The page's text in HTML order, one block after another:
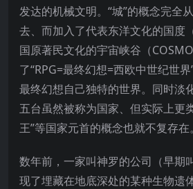
发达的机械文明。“城”的概念完全
去、而加入了代表东洋文化的国度
国原著民文化的宇宙峡谷（
了“RPG=最终幻想=西欧中世纪世
最终幻想自己独特的世界。同时淡
五台虽然被称为国家、但实际上更
王”等国家元首的概念也就不复存在。
数年前，一家叫神罗的公司（早期
现了埋藏在地底深处的某种生物遗